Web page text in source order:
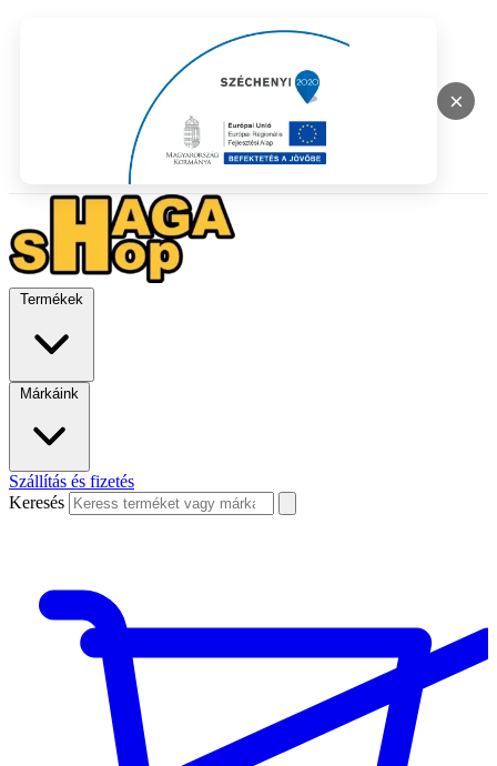
×
Termékek
Márkáink
Szállítás és fizetés
Keresés